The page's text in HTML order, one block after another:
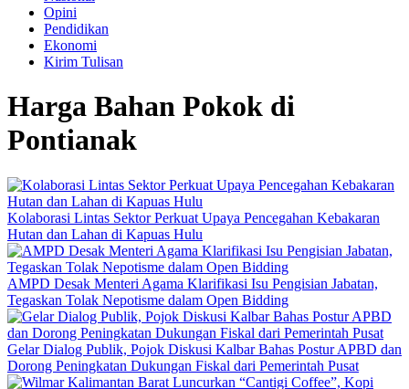
Opini
Pendidikan
Ekonomi
Kirim Tulisan
Harga Bahan Pokok di
Pontianak
Kolaborasi Lintas Sektor Perkuat Upaya Pencegahan Kebakaran
Hutan dan Lahan di Kapuas Hulu
AMPD Desak Menteri Agama Klarifikasi Isu Pengisian Jabatan,
Tegaskan Tolak Nepotisme dalam Open Bidding
Gelar Dialog Publik, Pojok Diskusi Kalbar Bahas Postur APBD dan
Dorong Peningkatan Dukungan Fiskal dari Pemerintah Pusat